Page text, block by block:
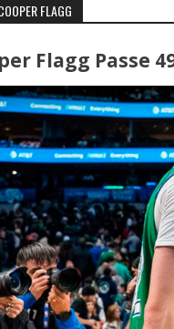
FLAGG
Flagg Passe